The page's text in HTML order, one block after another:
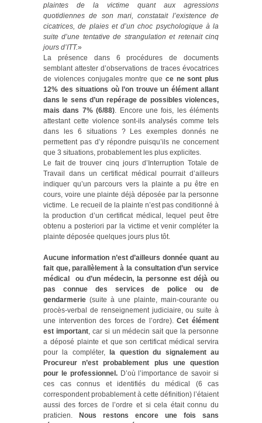
plaintes de la victime quant aux agressions
quotidiennes de son mari, constatait l’existence de
cicatrices, de plaies et d’un choc psychologique à la
suite d’une tentative de strangulation et retenait cinq
jours d’ITT.»
La présence dans 6 procédures de documents
semblant attester d’observations de traces évocatrices
de violences conjugales montre que ce ne sont plus
12% des situations où l’on trouve un élément allant
dans le sens d’un repérage de possibles violences,
mais dans 7% (6/88). Encore une fois, les éléments
attestant cette violence sont-ils analysés comme tels
dans les 6 situations ? Les exemples donnés ne
permettent pas d’y répondre puisqu’ils ne concernent
que 3 situations, probablement les plus explicites.
Le fait de trouver cinq jours d’Interruption Totale de
Travail dans un certificat médical pourrait d’ailleurs
indiquer qu’un parcours vers la plainte a pu être en
cours, voire une plainte déjà déposée par la personne
victime. Le recueil de la plainte n’est pas conditionné à
la production d’un certificat médical, lequel peut être
obtenu a posteriori par la victime et venir compléter la
plainte déposée quelques jours plus tôt.
Aucune information n’est d’ailleurs donnée quant au
fait que, parallèlement à la consultation d’un service
médical ou d’un médecin, la personne est déjà ou
pas connue des services de police ou de
gendarmerie (suite à une plainte, main-courante ou
procès-verbal de renseignement judiciaire, ou suite à
une intervention des forces de l’ordre).Cet élément
est important, car si un médecin sait que la personne
a déposé plainte et que son certificat médical servira
pour la compléter,la question du signalement au
Procureur n’est probablement plus une question
pour le professionnel.D’où l’importance de savoir si
ces cas connus et identifiés du médical (6 cas
correspondent probablement à cette définition) l’étaient
aussi des forces de l’ordre et si cela était connu du
praticien.
Nous restons encore une fois sans